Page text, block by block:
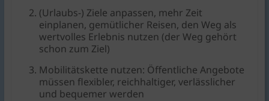
(Urlaubs-) Ziele anpassen, mehr Zeit
einplanen, gemütlicher Reisen, den Weg als
wertvolles Erlebnis nutzen (der Weg gehört
schon zum Ziel)
Mobilitätskette nutzen: Öffentliche Angebote
müssen flexibler, reichhaltiger, verlässlicher
und bequemer werden